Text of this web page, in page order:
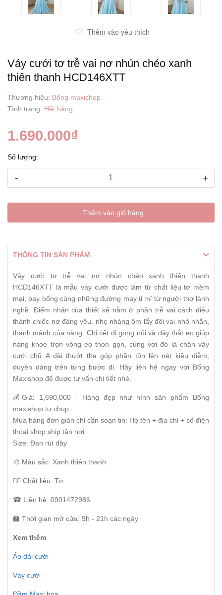
Thêm vào yêu thích
Váy cưới tơ trễ vai nơ nhún chéo xanh
thiên thanh HCD146XTT
Thương hiệu: Bống maxishop
Tình trạng: Hết hàng
1.690.000₫
Số lượng:
- +
Thêm vào giỏ hàng
THÔNG TIN SẢN PHẨM
Váy cưới tơ trễ vai nơ nhún chéo xanh thiên thanh
HCD146XTT là mẫu váy cưới được làm từ chất liệu tơ mềm
mại, bay bổng cùng những đường may tỉ mỉ từ người thợ lành
nghề. Điểm nhấn của thiết kế nằm ở phần trễ vai cách điệu
thành chiếc nơ đáng yêu, nhẹ nhàng ôm lấy đôi vai nhỏ nhắn,
thanh mảnh của nàng. Chi tiết đi gọng nổi và dây thắt eo giúp
nàng khoe trọn vòng eo thon gọn, cùng với đó là chân váy
cưới chữ A dài thướt tha góp phần tôn lên nét kiều diễm,
duyên dáng trên từng bước đi. Hãy liên hệ ngay với Bống
Maxishop để được tư vấn chi tiết nhé.
💰Giá: 1,690,000 - Hàng đẹp như hình sản phẩm Bống
maxishop tự chụp
Mua hàng đơn giản chỉ cần soạn tin: Họ tên + địa chỉ + số điện
thoại shop ship tận nơi
Size: Đan rút dây
🎨 Màu sắc: Xanh thiên thanh
👰‍♀️ Chất liệu: Tơ
☎ Liên hệ: 0901472986
🏫 Thời gian mở cửa: 9h - 21h các ngày
Xem thêm
Áo dài cưới
Váy cưới